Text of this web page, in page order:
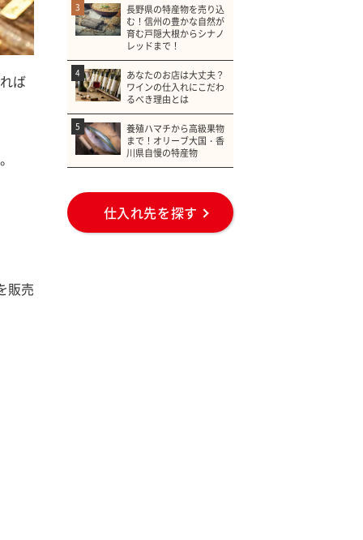
ば
販売
3
長野県の特産物を売り込
む！信州の豊かな自然が
育む戸隠大根からシナノ
レッドまで！
4
あなたのお店は大丈夫？
ワインの仕入れにこだわ
るべき理由とは
5
養殖ハマチから高級果物
まで！オリーブ大国・香
川県自慢の特産物
仕入れ先を探す